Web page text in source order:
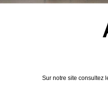
Sur notre site consultez